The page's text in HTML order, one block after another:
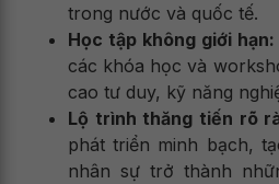
trong nước và quốc tế.
Học tập không giới hạn:
các khóa học và
cao tư duy, kỹ năng
Lộ trình thăng tiến rõ
phát triển minh bạch,
nhân sự trở thành